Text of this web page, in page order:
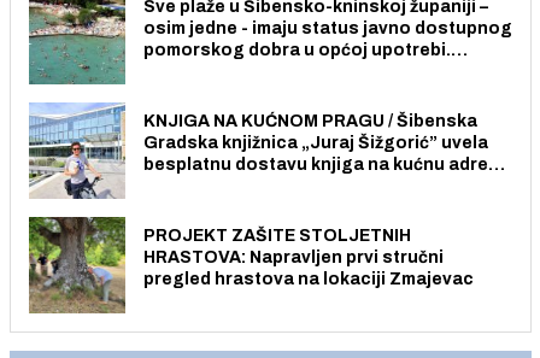
Sve plaže u Šibensko-kninskoj županiji –
osim jedne - imaju status javno dostupnog
pomorskog dobra u općoj upotrebi.
KNJIGA NA KUĆNOM PRAGU / Šibenska
Gradska knjižnica „Juraj Šižgorić” uvela
besplatnu dostavu knjiga na kućnu adresu
PROJEKT ZAŠITE STOLJETNIH
HRASTOVA: Napravljen prvi stručni
pregled hrastova na lokaciji Zmajevac